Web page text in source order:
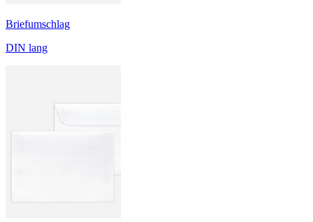
Briefumschlag
DIN lang